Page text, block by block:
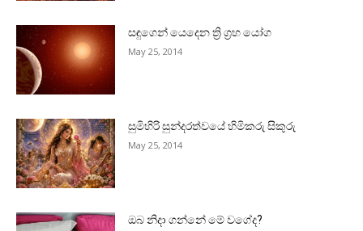
සඳුගෙන් යෙදෙන ත්‍රි ග්‍රහ යෝග
May 25, 2014
සුමිහිරි සුන්දරත්වයේ හිමිකරු සිකුරු
May 25, 2014
ඔබ නිදා ගන්නේ මේ වගේද?